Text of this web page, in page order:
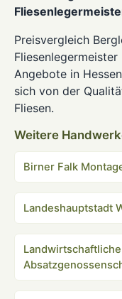
Preisvergleich
Angebote in
sich von der
Fliesen.
Weitere
Birner Falk
Landeshauptstadt